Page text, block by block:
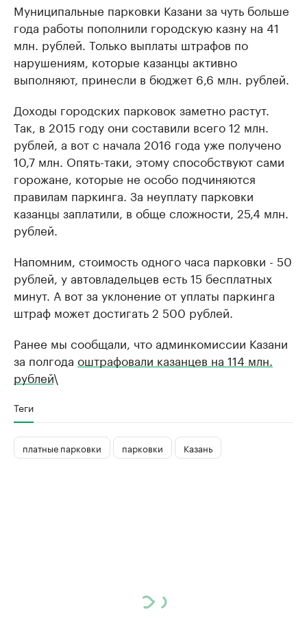
Муниципальные парковки Казани за чуть больше
года работы пополнили городскую казну на 41
млн. рублей. Только выплаты штрафов по
нарушениям, которые казанцы активно
выполняют, принесли в бюджет ​6,6 млн. рублей.
Доходы городских парковок заметно растут.
Так, в 2015 году они составили всего 12 млн.
рублей, а вот с начала 2016 года уже получено
10,7 млн. Опять-таки, этому способствуют сами
горожане, которые не особо подчиняются
правилам паркинга. За неуплату парковки
казанцы заплатили, в обще сложности, 25,4 млн.
рублей.
Напомним, стоимость одного часа парковки - 50
рублей, у автовладельцев есть 15 бесплатных
минут. А вот за уклонение от уплаты паркинга
штраф может достигать 2 500 рублей.
Ранее мы сообщали, что админкомиссии Казани
за полгода оштрафовали казанцев на 114 млн.
рублей\
Теги
платные парковки парковки Казань